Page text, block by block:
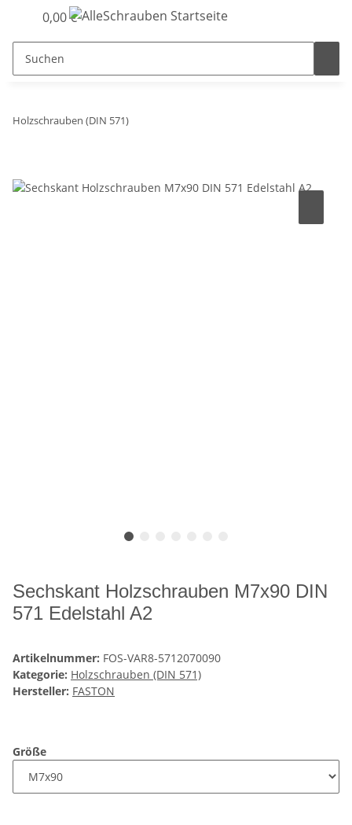
0,00 €
Holzschrauben (DIN 571)
Sechskant Holzschrauben M7x90 DIN
571 Edelstahl A2
Artikelnummer: FOS-VAR8-5712070090
Kategorie: Holzschrauben (DIN 571)
Hersteller: FASTON
Größe